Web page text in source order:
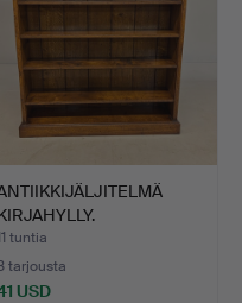
tuntia
tarjousta
USD